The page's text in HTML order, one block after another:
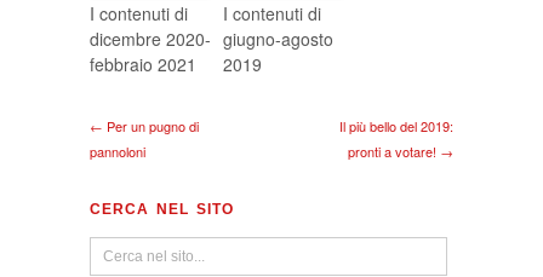
I contenuti di
dicembre 2020-
febbraio 2021
I contenuti di
giugno-agosto
2019
← Per un pugno di
pannoloni
Il più bello del 2019:
pronti a votare! →
CERCA NEL SITO